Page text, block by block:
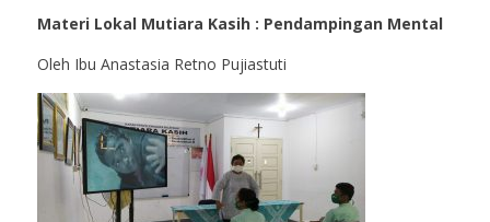
Materi Lokal Mutiara Kasih : Pendampingan Mental
Oleh Ibu Anastasia Retno Pujiastuti